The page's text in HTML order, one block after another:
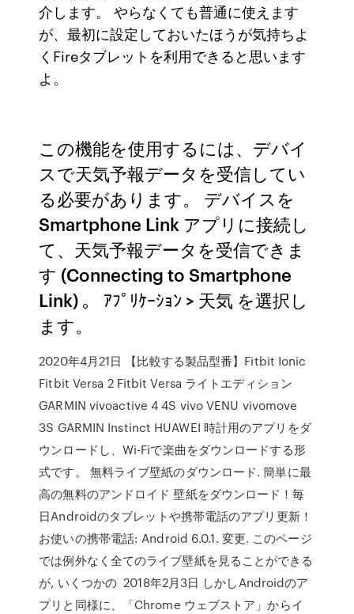
介します。 やらなくても普通に使えます
が、最初に設定しておいたほうが気持ちよ
くFireタブレットを利用できると思います
よ。
この機能を使用するには、デバイ
スで天気予報データを受信してい
る必要があります。 デバイスを
Smartphone Link アプリに接続し
て、天気予報データを受信できま
す (Connecting to Smartphone
Link) 。 ｱﾌﾟﾘｹｰｼｮﾝ > 天気 を選択し
ます。
2020年4月21日 【比較する製品型番】Fitbit Ionic
Fitbit Versa 2 Fitbit Versa ライトエディション
GARMIN vivoactive 4 4S vivo VENU vivomove
3S GARMIN Instinct HUAWEI 時計用のアプリをダ
ウンロードし、Wi-Fiで楽曲をダウンロードする形
式です。 無料ライブ壁紙のダウンロード. 簡単に最
高の無料のアンドロイド 壁紙をダウンロード！毎
日Androidのタブレットや携帯電話のアプリ更新！
お使いの携帯電話: Android 6.0.1. 変更. このページ
では例外なく全てのライブ壁紙を見ることができる
が, いくつかの 2018年2月3日 しかしAndroidのア
プリと同様に、「Chrome ウェブストア」からイ